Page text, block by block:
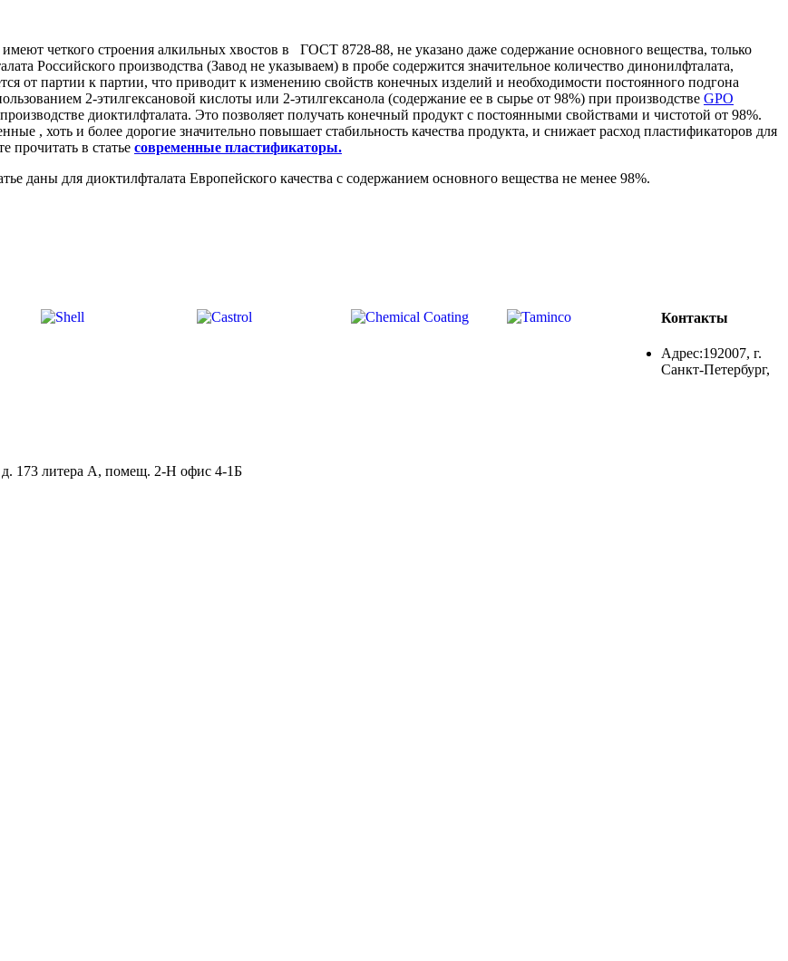
имеют четкого строения алкильных хвостов в ГОСТ 8728-88, не указано даже содержание основного вещества, только
Российского производства (Завод не указываем) в пробе содержится значительное количество динонилфталата,
от партии к партии, что приводит к изменению свойств конечных изделий и необходимости постоянного подгона
2-этилгексановой кислоты или 2-этилгексанола (содержание ее в сырье от 98%) при производстве GPO
диоктилфталата. Это позволяет получать конечный продукт с постоянными свойствами и чистотой от 98%.
, хоть и более дорогие значительно повышает стабильность качества продукта, и снижает расход пластификаторов для
прочитать в статье современные пластификаторы.
даны для диоктилфталата Европейского качества с содержанием основного вещества не менее 98%.
Контакты
Адрес:192007, г.
Санкт-Петербург,
173 литера А, помещ. 2-Н офис 4-1Б